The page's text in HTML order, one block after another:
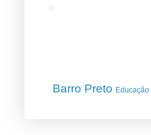
Barro Preto Educação